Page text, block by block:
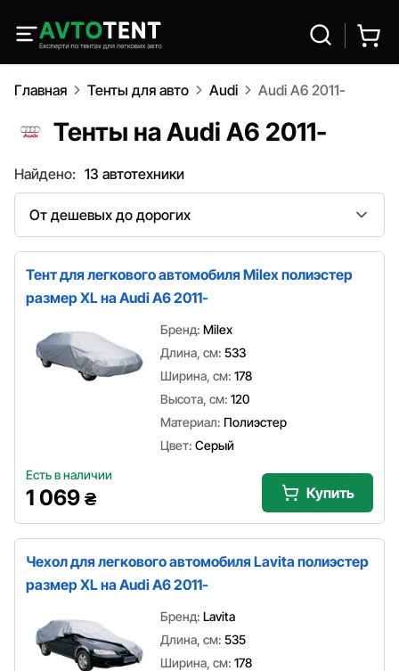
Главная Тенты для авто Audi Audi A6 2011-
Тенты на Audi A6 2011-
Найдено: 13 автотехники
Сортировка
Тент для легкового автомобиля Milex полиэстер
размер XL на Audi A6 2011-
Бренд: Milex
Длина, см: 533
Ширина, см: 178
Высота, см: 120
Материал: Полиэстер
Цвет: Серый
Есть в наличии
1 069 ₴ Купить
Чехол для легкового автомобиля Lavita полиэстер
размер XL на Audi A6 2011-
Бренд: Lavita
Длина, см: 535
Ширина, см: 178